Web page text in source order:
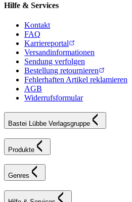
Hilfe & Services
Kontakt
FAQ
Karriereportal
Versandinformationen
Sendung verfolgen
Bestellung retournieren
Fehlerhaften Artikel reklamieren
AGB
Widerrufsformular
Bastei Lübbe Verlagsgruppe
Produkte
Genres